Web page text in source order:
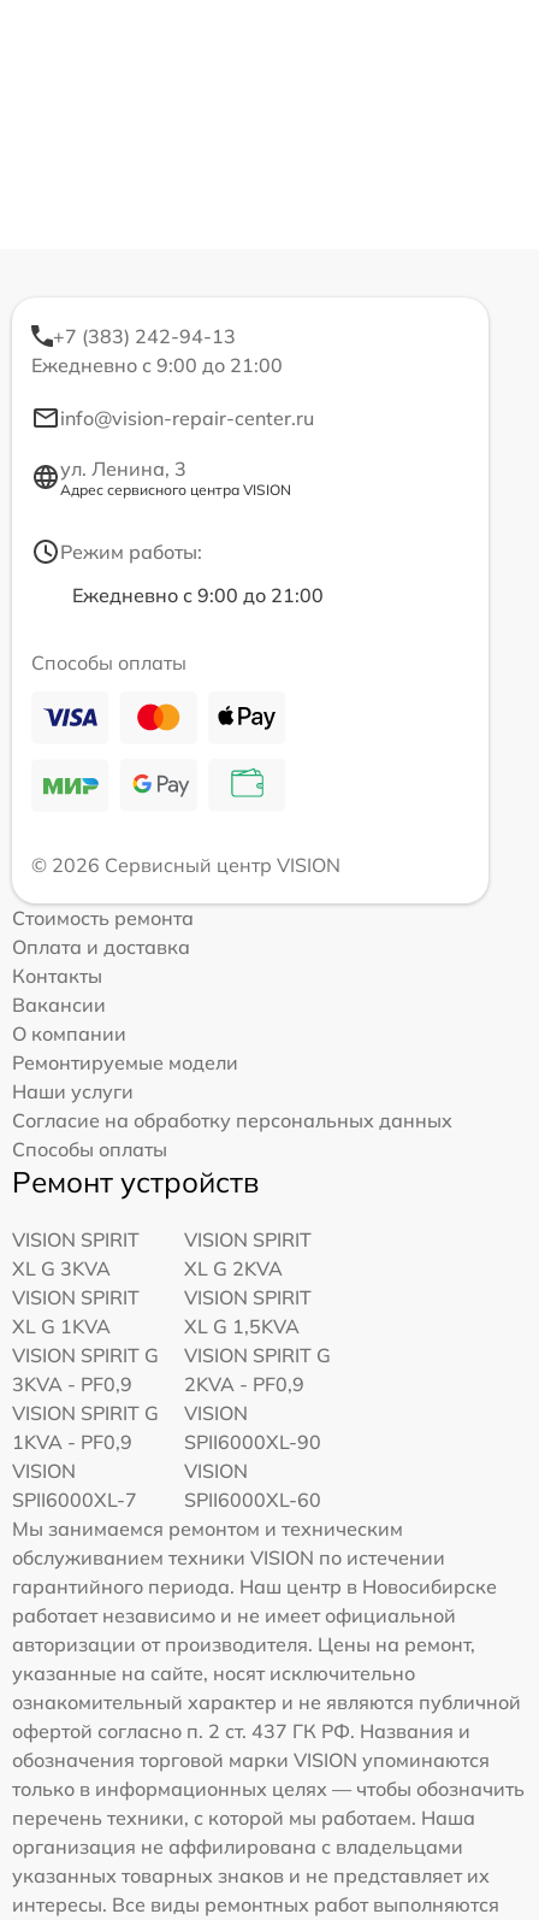
+7 (383) 242-94-13
Ежедневно с 9:00 до 21:00
info@vision-repair-center.ru
ул. Ленина, 3
Адрес сервисного центра VISION
Режим работы:
Ежедневно с 9:00 до 21:00
Способы оплаты
© 2026 Сервисный центр VISION
Стоимость ремонта
Оплата и доставка
Контакты
Вакансии
О компании
Ремонтируемые модели
Наши услуги
Согласие на обработку персональных данных
Способы оплаты
Ремонт устройств
VISION SPIRIT
XL G 3KVA
VISION SPIRIT
XL G 2KVA
VISION SPIRIT
XL G 1KVA
VISION SPIRIT
XL G 1,5KVA
VISION SPIRIT G
3KVA - PF0,9
VISION SPIRIT G
2KVA - PF0,9
VISION SPIRIT G
1KVA - PF0,9
VISION
SPII6000XL-90
VISION
SPII6000XL-7
VISION
SPII6000XL-60
Мы занимаемся ремонтом и техническим
обслуживанием техники VISION по истечении
гарантийного периода. Наш центр в Новосибирске
работает независимо и не имеет официальной
авторизации от производителя. Цены на ремонт,
указанные на сайте, носят исключительно
ознакомительный характер и не являются публичной
офертой согласно п. 2 ст. 437 ГК РФ. Названия и
обозначения торговой марки VISION упоминаются
только в информационных целях — чтобы обозначить
перечень техники, с которой мы работаем. Наша
организация не аффилирована с владельцами
указанных товарных знаков и не представляет их
интересы. Все виды ремонтных работ выполняются